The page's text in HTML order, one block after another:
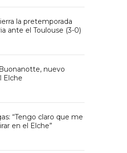
la pretemporada
ante el Toulouse (3-0)
nuevo
Elche
“Tengo claro que me
en el Elche”